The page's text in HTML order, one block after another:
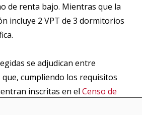
de renta bajo. Mientras que la
incluye 2 VPT de 3 dormitorios
se adjudican entre
cumpliendo los requisitos
inscritas en el Censo de